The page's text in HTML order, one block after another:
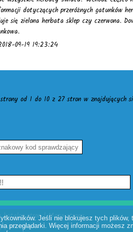
dotyczących przeróżnych gatunków
się zielona herbata sklep czy czerwona.
09-19 19:23:24
od 1 do 10 z 27 stron w znajdujących
katalog stron |Mapa strony
Jeśli nie blokujesz tych
przeglądarki. Więcej informacji możesz